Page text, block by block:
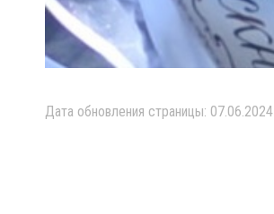
Дата обновления страницы: 07.06.2024